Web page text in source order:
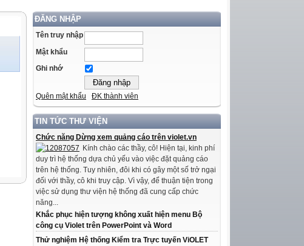
ĐĂNG NHẬP
Tên truy nhập
Mật khẩu
Ghi nhớ
Quên mật khẩu ĐK thành viên
TIN TỨC THƯ VIỆN
Chức năng Dừng xem quảng cáo trên violet.vn
Kính chào các thầy, cô! Hiện tại, kinh phí
duy trì hệ thống dựa chủ yếu vào việc đặt quảng cáo
trên hệ thống. Tuy nhiên, đôi khi có gây một số trở ngại
đối với thầy, cô khi truy cập. Vì vậy, để thuận tiện trong
việc sử dụng thư viện hệ thống đã cung cấp chức
năng...
Khắc phục hiện tượng không xuất hiện menu Bộ
công cụ Violet trên PowerPoint và Word
Thử nghiệm Hệ thống Kiểm tra Trực tuyến ViOLET